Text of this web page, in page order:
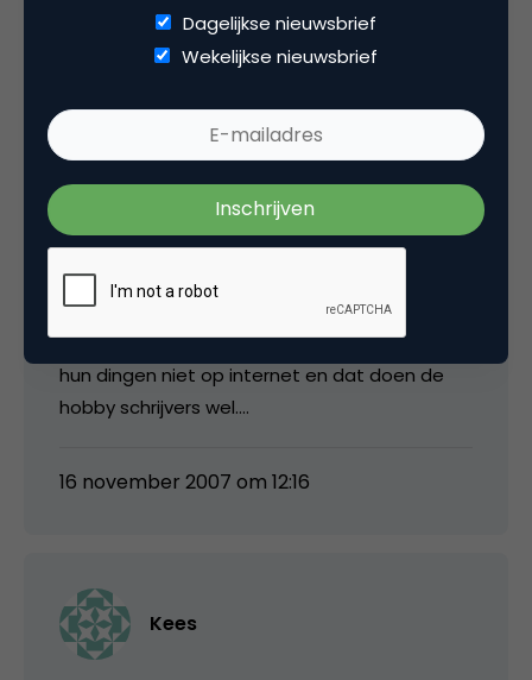
16 november 2007 om 08:15
@ martijn
Die hobby schilders en muzikanten publiceren
hun dingen niet op internet en dat doen de
hobby schrijvers wel….
16 november 2007 om 12:16
Kees
Dagelijkse nieuwsbrief
Wekelijkse nieuwsbrief